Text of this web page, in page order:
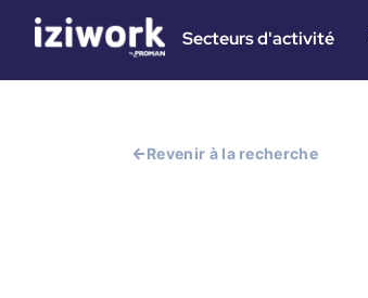
Secteurs d'activité
Revenir à la recherche